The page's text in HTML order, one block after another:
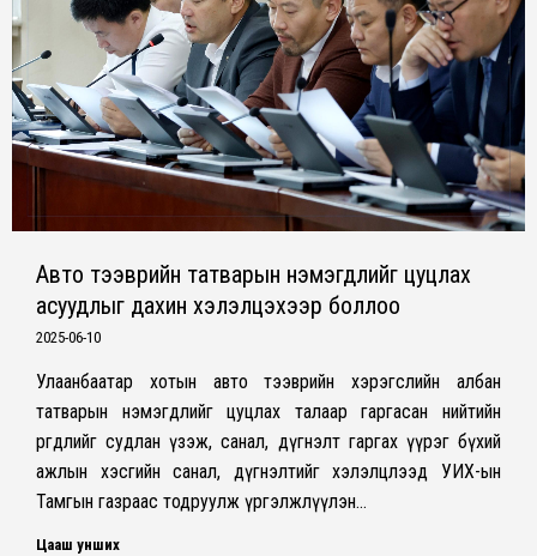
Авто тээврийн татварын нэмэгдлийг цуцлах
асуудлыг дахин хэлэлцэхээр боллоо
2025-06-10
Улаанбаатар хотын авто тээврийн хэрэгслийн албан
татварын нэмэгдлийг цуцлах талаар гаргасан нийтийн
өргөдлийг судлан үзэж, санал, дүгнэлт гаргах үүрэг бүхий
ажлын хэсгийн санал, дүгнэлтийг хэлэлцлээд УИХ-ын
Тамгын газраас тодруулж үргэлжлүүлэн…
Цааш унших